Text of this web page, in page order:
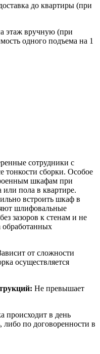
до квартиры (при
этаж вручную (при
одного подъема на 1
сотрудники с
тонкости сборки. Особое
шкафам при
или пола в квартире.
встроить шкаф в
шлифовальные
зазоров к стенам и не
обработанных
от сложности
осуществляется
Не превышает
происходит в день
по договоренности в